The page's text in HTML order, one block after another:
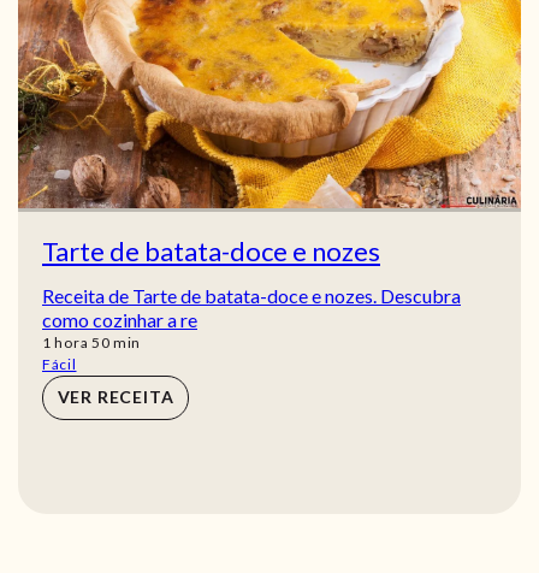
Tarte de batata-doce e nozes
Receita de Tarte de batata-doce e nozes. Descubra
como cozinhar a re
1 hora
hora 50min
min
Fácil
VER RECEITA